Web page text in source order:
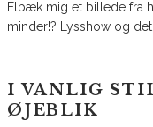
Elbæk mig et billede fra
minder!? Lysshow og
I VANLIG
ØJEBLIK